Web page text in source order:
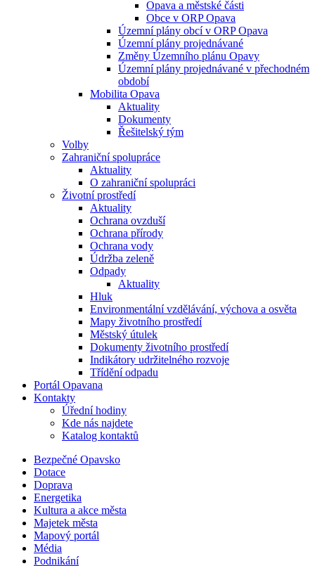
Opava a městské části
Obce v ORP Opava
Územní plány obcí v ORP Opava
Územní plány projednávané
Změny Územního plánu Opavy
Územní plány projednávané v přechodném
období
Mobilita Opava
Aktuality
Dokumenty
Řešitelský tým
Volby
Zahraniční spolupráce
Aktuality
O zahraniční spolupráci
Životní prostředí
Aktuality
Ochrana ovzduší
Ochrana přírody
Ochrana vody
Údržba zeleně
Odpady
Aktuality
Hluk
Environmentální vzdělávání, výchova a osvěta
Mapy životního prostředí
Městský útulek
Dokumenty životního prostředí
Indikátory udržitelného rozvoje
Třídění odpadu
Portál Opavana
Kontakty
Úřední hodiny
Kde nás najdete
Katalog kontaktů
Bezpečné Opavsko
Dotace
Doprava
Energetika
Kultura a akce města
Majetek města
Mapový portál
Média
Podnikání